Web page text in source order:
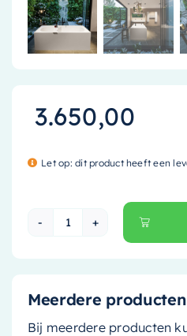
3.650,00
Let op: dit product heeft een
Mondiaz
Meerdere
Bij meerdere producten